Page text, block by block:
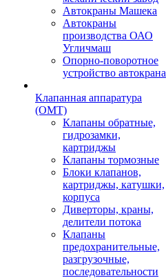
Автокраны Машека
Автокраны
производства ОАО
Угличмаш
Опорно-поворотное
устройство автокрана
Клапанная аппаратура
(OMT)
Клапаны обратные,
гидрозамки,
картриджы
Клапаны тормозные
Блоки клапанов,
картриджы, катушки,
корпуса
Диверторы, краны,
делители потока
Клапаны
предохранительные,
разгрузочные,
последовательности